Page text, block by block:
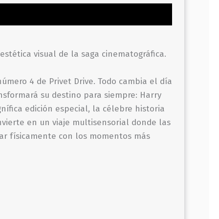
visual de la saga cinematográfica.
4 de Privet Drive. Todo cambia el día
su destino para siempre: Harry
edición especial, la célebre historia
en un viaje multisensorial donde las
físicamente con los momentos más